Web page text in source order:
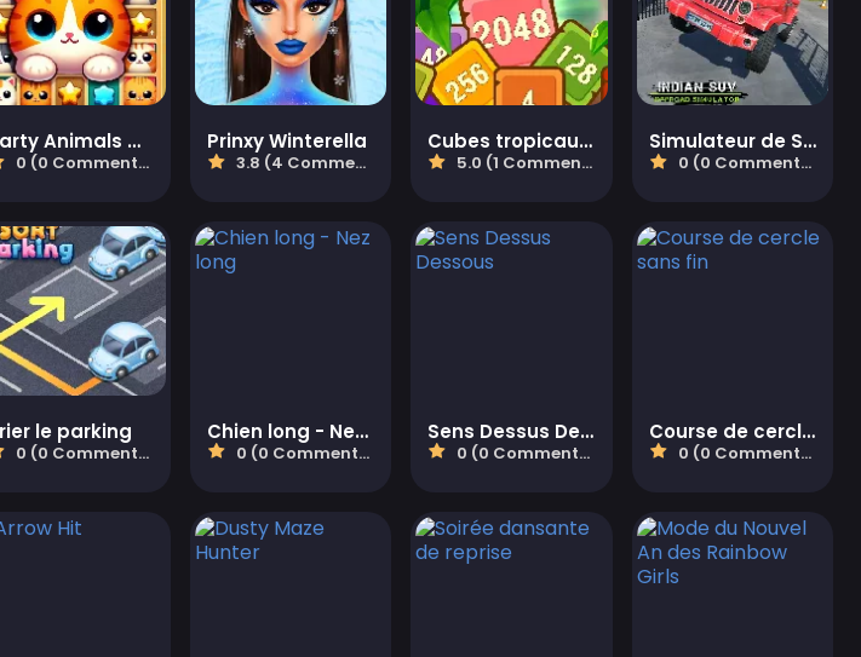
Party Animals Cats Evolution
0 (0 Commentaires)
Prinxy Winterella
3.8 (4 Commentaires)
Cubes tropicaux 2048
5.0 (1 Commentaires)
Simulateur de SUV indien tout-terrain
0 (0 Commentaires)
le parking
0 (0 Commentaires)
Chien long - Nez long
0 (0 Commentaires)
Sens Dessus Dessous
0 (0 Commentaires)
Course de cercle sans fin
0 (0 Commentaires)